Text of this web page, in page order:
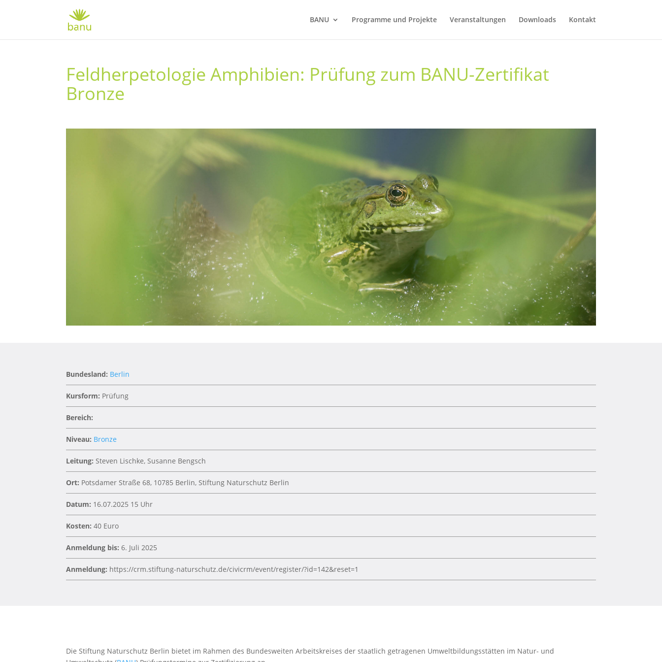
BANU Programme und Projekte Veranstaltungen Downloads Kontakt
Feldherpetologie Amphibien: Prüfung zum BANU-Zertifikat
Bronze
Bundesland: Berlin
Kursform: Prüfung
Bereich:
Niveau: Bronze
Leitung: Steven Lischke, Susanne Bengsch
Ort: Potsdamer Straße 68, 10785 Berlin, Stiftung Naturschutz Berlin
Datum: 16.07.2025 15 Uhr
Kosten: 40 Euro
Anmeldung bis: 6. Juli 2025
Anmeldung: https://crm.stiftung-naturschutz.de/civicrm/event/register/?id=142&reset=1
Die Stiftung Naturschutz Berlin bietet im Rahmen des Bundesweiten Arbeitskreises der staatlich getragenen Umweltbildungsstätten im Natur- und